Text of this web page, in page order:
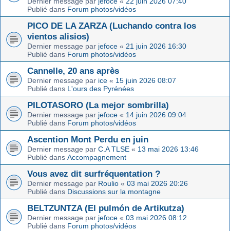
Publié dans Forum photos/vidéos
PICO DE LA ZARZA (Luchando contra los
vientos alisios)
Dernier message par jefoce « 21 juin 2026 16:30
Publié dans Forum photos/vidéos
Cannelle, 20 ans après
Dernier message par ice « 15 juin 2026 08:07
Publié dans L'ours des Pyrénées
PILOTASORO (La mejor sombrilla)
Dernier message par jefoce « 14 juin 2026 09:04
Publié dans Forum photos/vidéos
Ascention Mont Perdu en juin
Dernier message par C.A TLSE « 13 mai 2026 13:46
Publié dans Accompagnement
Vous avez dit surfréquentation ?
Dernier message par Roulio « 03 mai 2026 20:26
Publié dans Discussions sur la montagne
BELTZUNTZA (El pulmón de Artikutza)
Dernier message par jefoce « 03 mai 2026 08:12
Publié dans Forum photos/vidéos